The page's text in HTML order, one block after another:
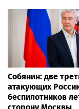
Собянин: две
атакующих
беспилотников